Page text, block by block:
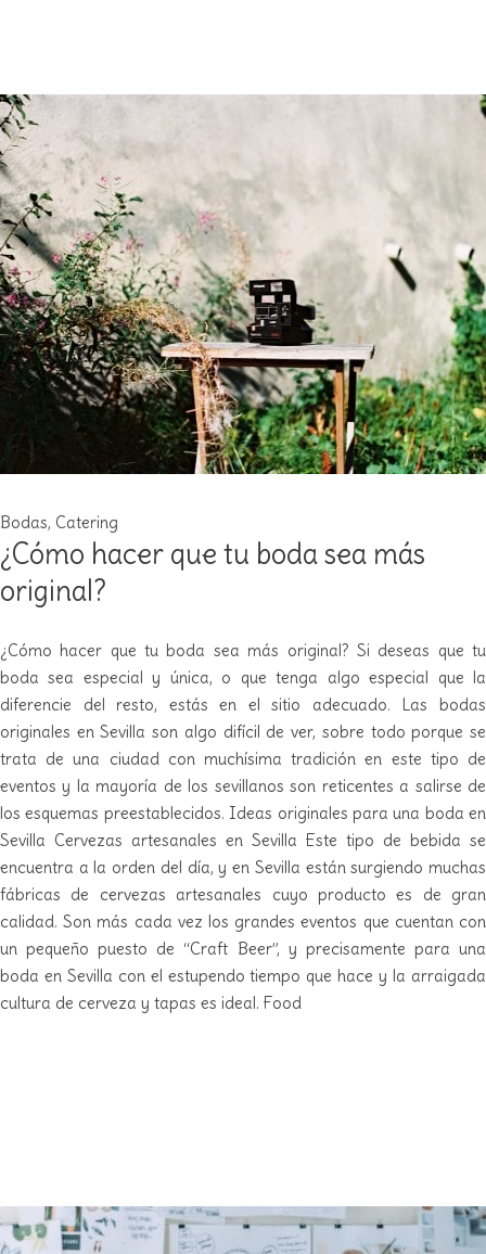
Bodas, Catering
¿Cómo hacer que tu boda sea más
original?
¿Cómo hacer que tu boda sea más original? Si deseas que tu
boda sea especial y única, o que tenga algo especial que la
diferencie del resto, estás en el sitio adecuado. Las bodas
originales en Sevilla son algo difícil de ver, sobre todo porque se
trata de una ciudad con muchísima tradición en este tipo de
eventos y la mayoría de los sevillanos son reticentes a salirse de
los esquemas preestablecidos. Ideas originales para una boda en
Sevilla Cervezas artesanales en Sevilla Este tipo de bebida se
encuentra a la orden del día, y en Sevilla están surgiendo muchas
fábricas de cervezas artesanales cuyo producto es de gran
calidad. Son más cada vez los grandes eventos que cuentan con
un pequeño puesto de “Craft Beer”, y precisamente para una
boda en Sevilla con el estupendo tiempo que hace y la arraigada
cultura de cerveza y tapas es ideal. Food